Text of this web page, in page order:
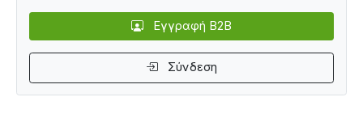
Εγγραφή B2B
Σύνδεση